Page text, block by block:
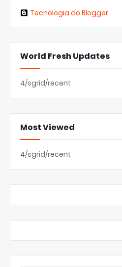
Tecnologia do Blogger
World Fresh Updates
4/sgrid/recent
Most Viewed
4/sgrid/recent